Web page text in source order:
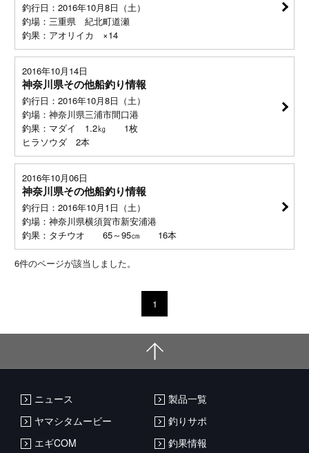
釣行日：2016年10月8日（土）
釣場：三重県 紀北町道瀬
釣果：アオリイカ ×14
2016年10月14日
神奈川県その他船釣り情報
釣行日：2016年10月8日（土）
釣場：神奈川県三浦市間口港
釣果：マダイ 1.2㎏ 1枚
ヒラソウダ 2本
2016年10月06日
神奈川県その他船釣り情報
釣行日：2016年10月1日（土）
釣場：神奈川県横須賀市新安浦港
釣果：タチウオ 65～95㎝ 16本
6件のページが該当しました。
1
ニュース
製品一覧
ヤマシタムービー
釣りサポ
エギCOM
釣果情報